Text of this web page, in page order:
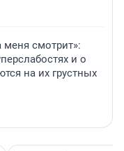
меня смотрит»:
и о
на их грустных